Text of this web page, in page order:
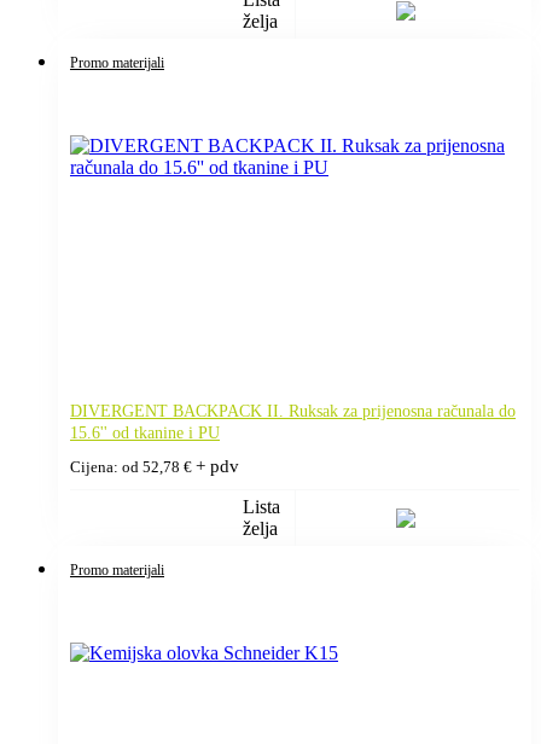
želja
Promo materijali
DIVERGENT BACKPACK II. Ruksak za prijenosna računala do
15.6'' od tkanine i PU
Cijena: od 52,78 € + pdv
Lista
želja
Promo materijali